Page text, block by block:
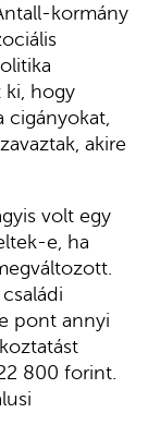
kormány
ki, hogy
cigányokat,
akire
volt egy
e, ha
pont annyi
800 forint.